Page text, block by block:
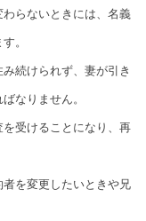
らないときには、名義
。
続けられず、妻が引き
なりません。
受けることになり、再
を変更したいときや兄